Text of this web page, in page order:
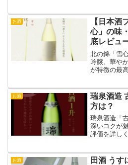
お酒
【日本酒
心」の味
底レビュ
北の錦「雪
吟醸。華や
が特徴の最
お酒
瑞泉酒造
方は？
瑞泉酒造「
深いコクが
評価を詳し
お酒
田酒 うす